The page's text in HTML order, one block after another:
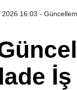
2026 16:03 -